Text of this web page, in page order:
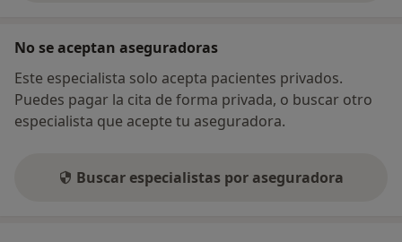
No se aceptan aseguradoras
Este especialista solo acepta pacientes privados.
Puedes pagar la cita de forma privada, o buscar otro
especialista que acepte tu aseguradora.
Buscar especialistas por aseguradora